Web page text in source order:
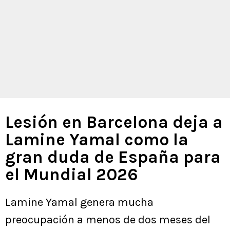
Lesión en Barcelona deja a
Lamine Yamal como la
gran duda de España para
el Mundial 2026
Lamine Yamal genera mucha
preocupación a menos de dos meses del